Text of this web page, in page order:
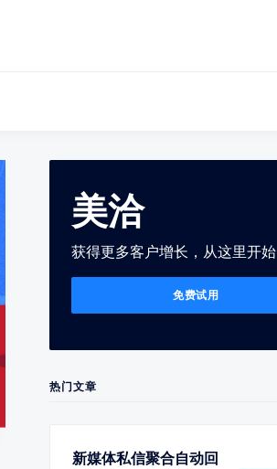
美洽
获得更多客户增长，从这里开始
免费试用
热门文章
新媒体私信聚合自动回